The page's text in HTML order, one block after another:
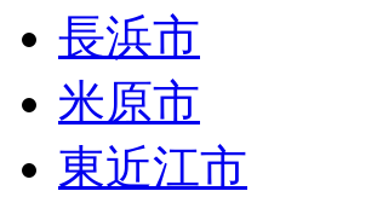
長浜市
米原市
東近江市